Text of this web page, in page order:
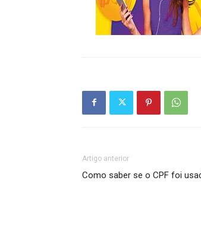
Artigo anterior
Como saber se o CPF foi